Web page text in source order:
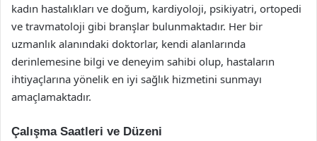
kadın hastalıkları ve doğum, kardiyoloji, psikiyatri, ortopedi
ve travmatoloji gibi branşlar bulunmaktadır. Her bir
uzmanlık alanındaki doktorlar, kendi alanlarında
derinlemesine bilgi ve deneyim sahibi olup, hastaların
ihtiyaçlarına yönelik en iyi sağlık hizmetini sunmayı
amaçlamaktadır.
Çalışma Saatleri ve Düzeni